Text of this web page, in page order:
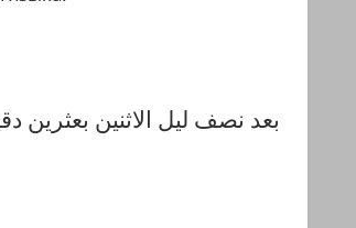
بعد نصف ليل الاثنين بعثرين